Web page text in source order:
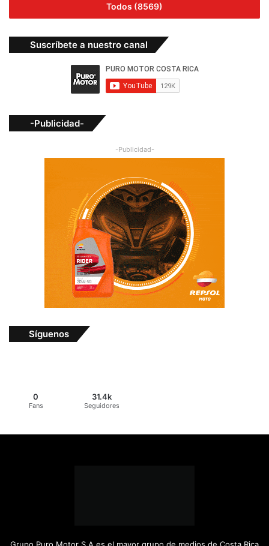
Todos (8569)
Suscríbete a nuestro canal
-Publicidad-
-Publicidad-
Síguenos
0
Fans
31.4k
Seguidores
Grupo Puro Motor S.A es el mayor grupo de medios de Costa Rica